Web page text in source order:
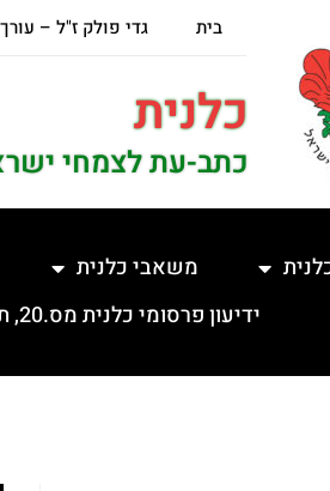
בית גדי פולק ז"ל –
כלנית
כתב-עת לצמחי
משאבי כלנית
ידיעון פרסומי כלנית מס.20, תשפ"ה, 5.2.2025